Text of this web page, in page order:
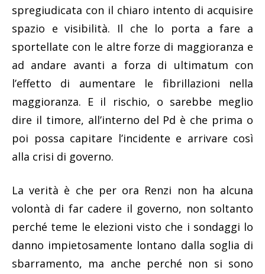
spregiudicata con il chiaro intento di acquisire
spazio e visibilità. Il che lo porta a fare a
sportellate con le altre forze di maggioranza e
ad andare avanti a forza di ultimatum con
l’effetto di aumentare le fibrillazioni nella
maggioranza. E il rischio, o sarebbe meglio
dire il timore, all’interno del Pd è che prima o
poi possa capitare l’incidente e arrivare così
alla crisi di governo.
La verità è che per ora Renzi non ha alcuna
volontà di far cadere il governo, non soltanto
perché teme le elezioni visto che i sondaggi lo
danno impietosamente lontano dalla soglia di
sbarramento, ma anche perché non si sono